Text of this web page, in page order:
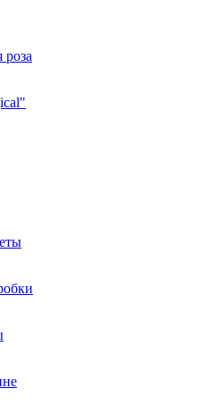
роза